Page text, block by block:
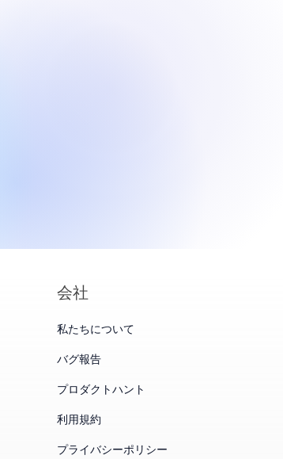
会社
私たちについて
バグ報告
プロダクトハント
利用規約
プライバシーポリシー